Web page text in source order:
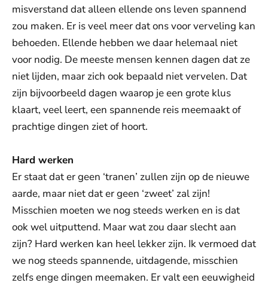
misverstand dat alleen ellende ons leven spannend
zou maken. Er is veel meer dat ons voor verveling kan
behoeden. Ellende hebben we daar helemaal niet
voor nodig. De meeste mensen kennen dagen dat ze
niet lijden, maar zich ook bepaald niet vervelen. Dat
zijn bijvoorbeeld dagen waarop je een grote klus
klaart, veel leert, een spannende reis meemaakt of
prachtige dingen ziet of hoort.
Hard werken
Er staat dat er geen ‘tranen’ zullen zijn op de nieuwe
aarde, maar niet dat er geen ‘zweet’ zal zijn!
Misschien moeten we nog steeds werken en is dat
ook wel uitputtend. Maar wat zou daar slecht aan
zijn? Hard werken kan heel lekker zijn. Ik vermoed dat
we nog steeds spannende, uitdagende, misschien
zelfs enge dingen meemaken. Er valt een eeuwigheid